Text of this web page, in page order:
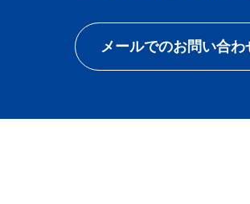
メールでのお問い合わ